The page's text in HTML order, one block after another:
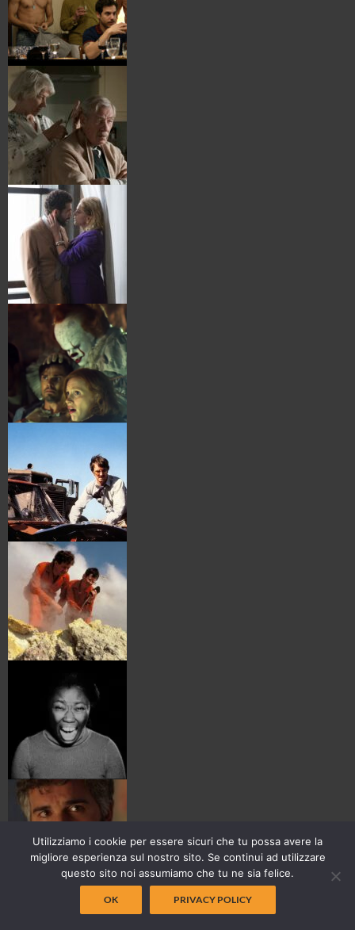
Utilizziamo i cookie per essere sicuri che tu possa avere la
migliore esperienza sul nostro sito. Se continui ad utilizzare
questo sito noi assumiamo che tu ne sia felice.
OK PRIVACY POLICY